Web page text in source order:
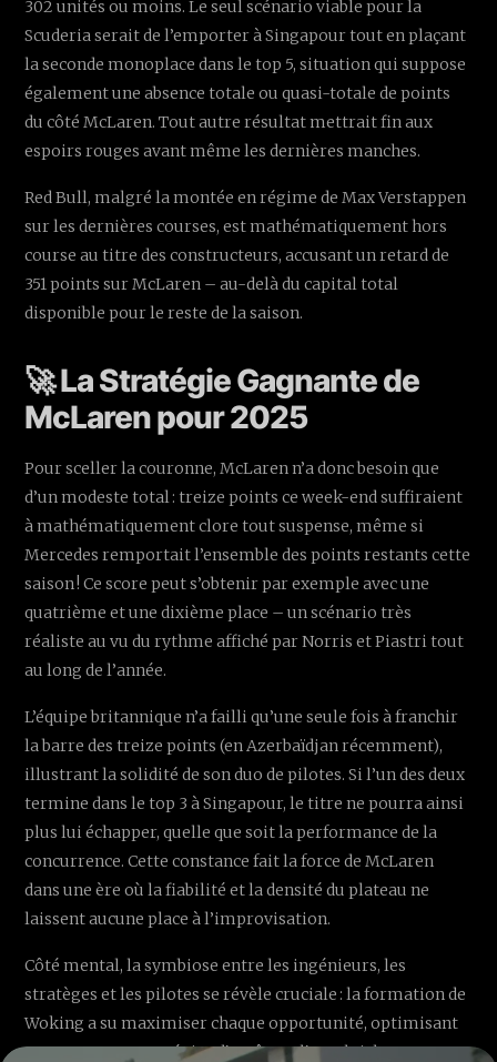
302 unités ou moins. Le seul scénario viable pour la
Scuderia serait de l’emporter à Singapour tout en plaçant
la seconde monoplace dans le top 5, situation qui suppose
également une absence totale ou quasi-totale de points
du côté McLaren. Tout autre résultat mettrait fin aux
espoirs rouges avant même les dernières manches.
Red Bull, malgré la montée en régime de Max Verstappen
sur les dernières courses, est mathématiquement hors
course au titre des constructeurs, accusant un retard de
351 points sur McLaren – au-delà du capital total
disponible pour le reste de la saison.
🚀 La Stratégie Gagnante de
McLaren pour 2025
Pour sceller la couronne, McLaren n’a donc besoin que
d’un modeste total : treize points ce week-end suffiraient
à mathématiquement clore tout suspense, même si
Mercedes remportait l’ensemble des points restants cette
saison ! Ce score peut s’obtenir par exemple avec une
quatrième et une dixième place – un scénario très
réaliste au vu du rythme affiché par Norris et Piastri tout
au long de l’année.
L’équipe britannique n’a failli qu’une seule fois à franchir
la barre des treize points (en Azerbaïdjan récemment),
illustrant la solidité de son duo de pilotes. Si l’un des deux
termine dans le top 3 à Singapour, le titre ne pourra ainsi
plus lui échapper, quelle que soit la performance de la
concurrence. Cette constance fait la force de McLaren
dans une ère où la fiabilité et la densité du plateau ne
laissent aucune place à l’improvisation.
Côté mental, la symbiose entre les ingénieurs, les
stratèges et les pilotes se révèle cruciale : la formation de
Woking a su maximiser chaque opportunité, optimisant
sans cesse ses stratégies d’arrêts et l’emploi des